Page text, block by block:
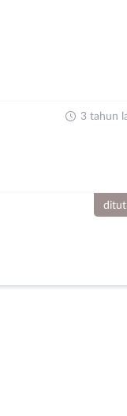
3 tahun